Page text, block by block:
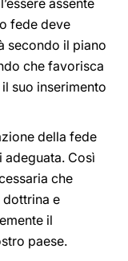
assente
fede deve
secondo il piano
che favorisca
suo inserimento
della fede
Così
che
dottrina e
il
paese.